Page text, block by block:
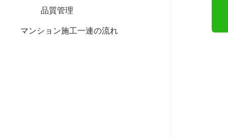
品質管理
マンション施工一連の流れ